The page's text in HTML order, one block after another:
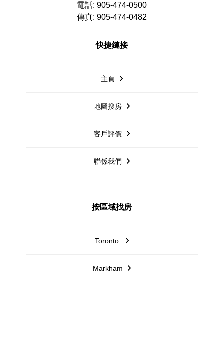
電話: 905-474-0500
傳真: 905-474-0482
快捷鏈接
主頁
地圖搜房
客戶評價
聯係我們
按區域找房
Toronto
Markham